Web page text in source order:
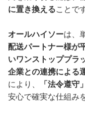
に置き換えることで
オールハイソーは、
配送パートナー様が
いワンストッププラ
企業との連携による
により、
「法令遵
安心で確実な仕組み